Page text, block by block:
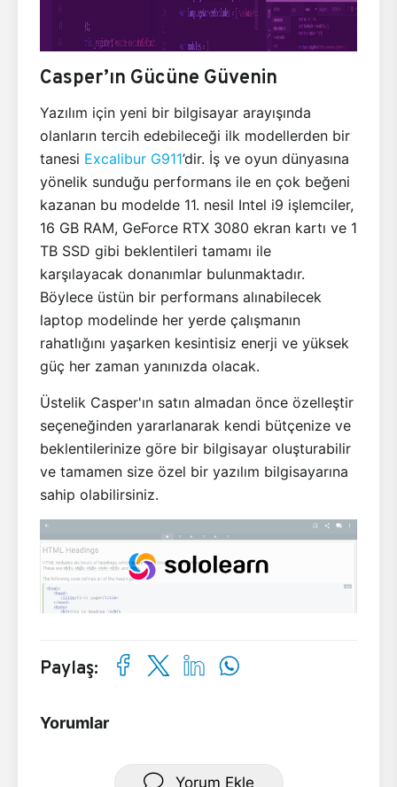
Casper’ın Gücüne Güvenin
Yazılım için yeni bir bilgisayar arayışında
olanların tercih edebileceği ilk modellerden bir
tanesi Excalibur G911’dir. İş ve oyun dünyasına
yönelik sunduğu performans ile en çok beğeni
kazanan bu modelde 11. nesil Intel i9 işlemciler,
16 GB RAM, GeForce RTX 3080 ekran kartı ve 1
TB SSD gibi beklentileri tamamı ile
karşılayacak donanımlar bulunmaktadır.
Böylece üstün bir performans alınabilecek
laptop modelinde her yerde çalışmanın
rahatlığını yaşarken kesintisiz enerji ve yüksek
güç her zaman yanınızda olacak.
Üstelik Casper'ın satın almadan önce özelleştir
seçeneğinden yararlanarak kendi bütçenize ve
beklentilerinize göre bir bilgisayar oluşturabilir
ve tamamen size özel bir yazılım bilgisayarına
sahip olabilirsiniz.
Paylaş:
Yorumlar
Yorum Ekle